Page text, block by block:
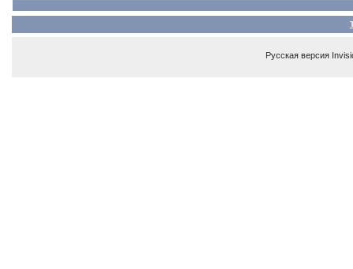
Русская версия